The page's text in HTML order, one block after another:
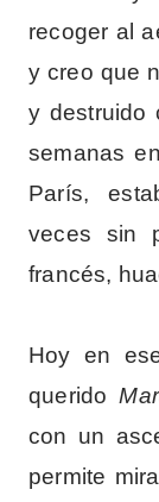
recoger al
y creo que
y destruido
semanas
París,
veces sin
francés,
Hoy en
querido
con un
permite